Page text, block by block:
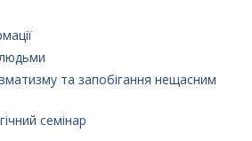
людьми
та запобігання нещасним
семінар